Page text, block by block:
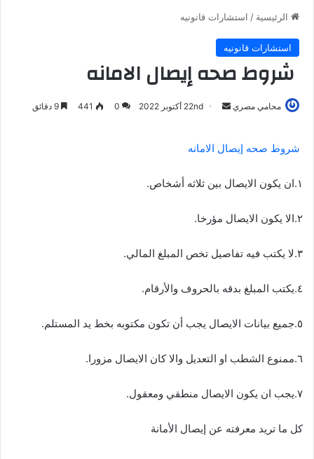
الرئيسية / استشارات قانونيه
استشارات قانونيه
شروط صحه إيصال الامانه
محامي مصري
أرسل 22nd أكتوبر 2022 0
441
شروط صحه إيصال الامانه
١.ان يكون الايصال بين ثلاثه أشخاص.
٢.الا يكون الايصال مؤرخا.
٣.لا يكتب فيه تفاصيل تخص المبلغ المالي.
٤.يكتب المبلغ بدقه بالحروف والأرقام.
٥.جميع بيانات الايصال يجب أن تكون مكتوبه بخط يد المستلم.
٦.ممنوع الشطب او التعديل والا كان الايصال مزورا.
٧.يجب ان يكون الايصال منطقي ومعقول.
كل ما تريد معرفته عن إيصال الأمانة